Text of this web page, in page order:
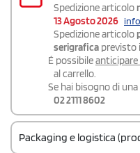
Spedizione articolo
13 Agosto 2026 info
Spedizione articolo
serigrafica previsto
É possibileanticipare
al carrello.
Se hai bisogno di
02 2111 8602
Packaging e logistica